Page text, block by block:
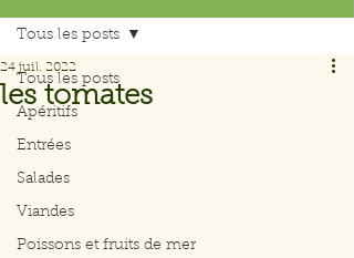
Tous les posts
Apéritifs
Entrées
Salades
Viandes
Poissons et fruits de mer
Tous les posts
les tomates
24 juil. 2022